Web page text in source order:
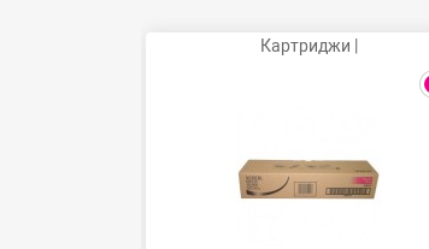
Картриджи |